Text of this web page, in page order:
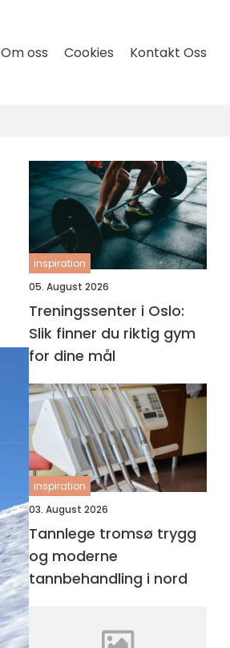
Om oss Cookies Kontakt Oss
inspiration
05. August 2026
Treningssenter i Oslo:
Slik finner du riktig gym
for dine mål
inspiration
03. August 2026
Tannlege tromsø trygg
og moderne
tannbehandling i nord